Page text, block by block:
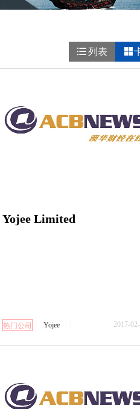

列表
Yojee Limited
热门公司 Yojee 2017-